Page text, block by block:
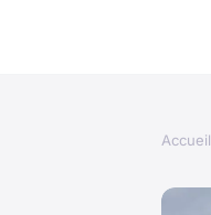
Accueil